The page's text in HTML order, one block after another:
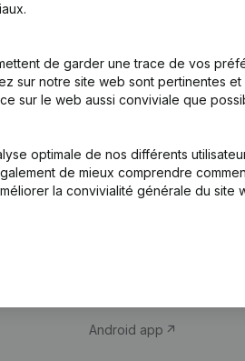
de garder une trace de vos
sur notre site web sont pertinentes
sur le web aussi conviviale que
optimale de nos différents
de mieux comprendre
la convivialité générale du site
Produit
d’entreprise
Monitoring
Android app